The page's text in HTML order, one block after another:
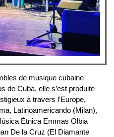
de musique cubaine
de Cuba, elle s’est produite
à travers l’Europe,
Latinoamericando (Milan),
Étnica Emmas Olbia
De la Cruz (El Diamante